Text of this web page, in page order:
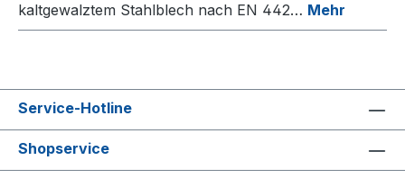
kaltgewalztem Stahlblech nach EN 442… Mehr
Service-Hotline
Shopservice